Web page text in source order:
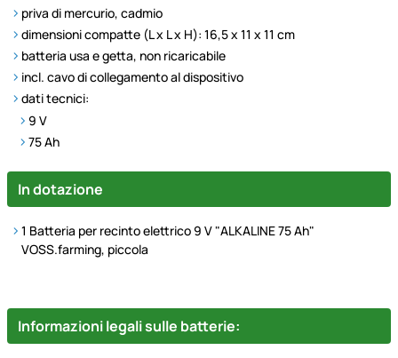
priva di mercurio, cadmio
dimensioni compatte (L x L x H): 16,5 x 11 x 11 cm
batteria usa e getta, non ricaricabile
incl. cavo di collegamento al dispositivo
dati tecnici:
9 V
75 Ah
In dotazione
1 Batteria per recinto elettrico 9 V "ALKALINE 75 Ah"
VOSS.farming, piccola
Informazioni legali sulle batterie: